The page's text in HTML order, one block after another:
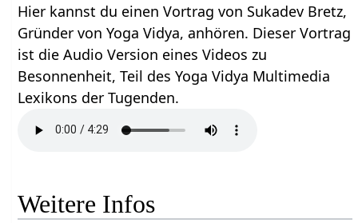
Hier kannst du einen Vortrag von Sukadev Bretz,
Gründer von Yoga Vidya, anhören. Dieser Vortrag
ist die Audio Version eines Videos zu
Besonnenheit, Teil des Yoga Vidya Multimedia
Lexikons der Tugenden.
Weitere Infos